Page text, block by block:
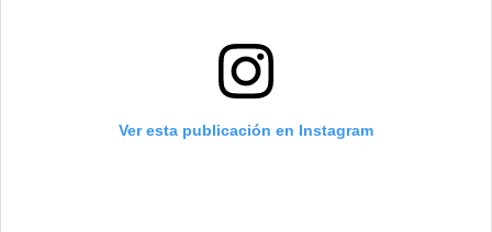
Ver esta publicación en Instagram